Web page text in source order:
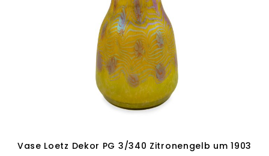
Vase Loetz Dekor PG 3/340 Zitronengelb um 1903